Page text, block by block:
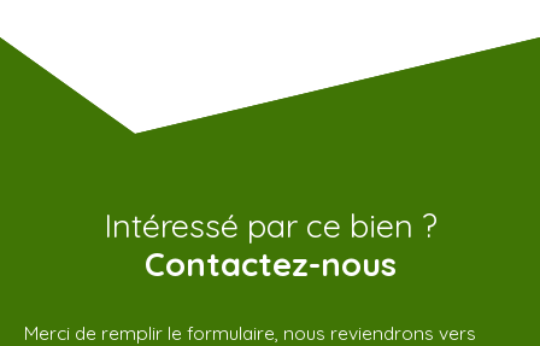
Intéressé par ce bien ?
Contactez-nous
Merci de remplir le formulaire, nous reviendrons vers